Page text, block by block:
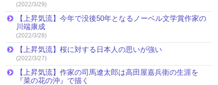
(2022/3/29)
【上昇気流】今年で没後50年となるノーベル文学賞作家の
川端康成
(2022/3/28)
【上昇気流】桜に対する日本人の思いが強い
(2022/3/27)
【上昇気流】作家の司馬遼太郎は高田屋嘉兵衛の生涯を
『菜の花の沖』で描く